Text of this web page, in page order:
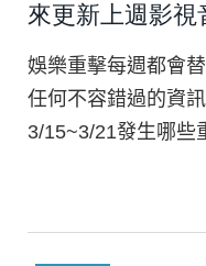
來更新上週影視
娛樂重擊每週都會
任何不容錯過的資
3/15~3/21發生哪些